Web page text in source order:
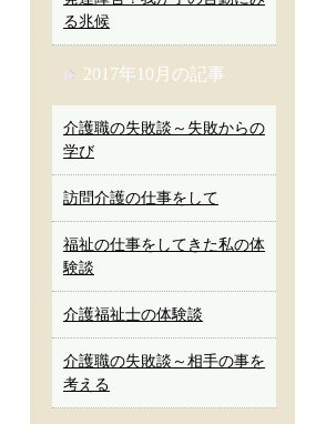
る兆候
2017年10月の記事
介護職の失敗談～失敗からの
学び
訪問介護の仕事をして
福祉の仕事をしてきた私の体
験談
介護福祉士の体験談
介護職の失敗談～相手の事を
考える